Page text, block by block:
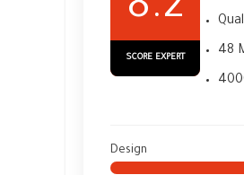
8.2
SCORE EXPERT 48
Design